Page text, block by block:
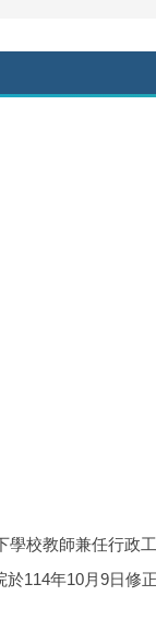
校教師兼任行政
114年10月9日修